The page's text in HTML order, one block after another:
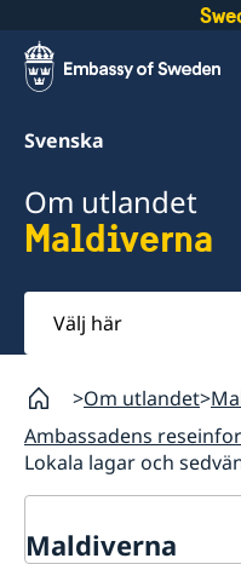
Svenska
Om utlandet
Maldiverna
Välj
här
Om utlandet
Ambassadens
Lokala lagar och
Maldiverna